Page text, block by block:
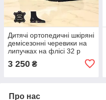
Дитячі ортопедичні шкіряні
демісезонні черевики на
липучках на флісі 32 р
3 250 ₴
Про нас